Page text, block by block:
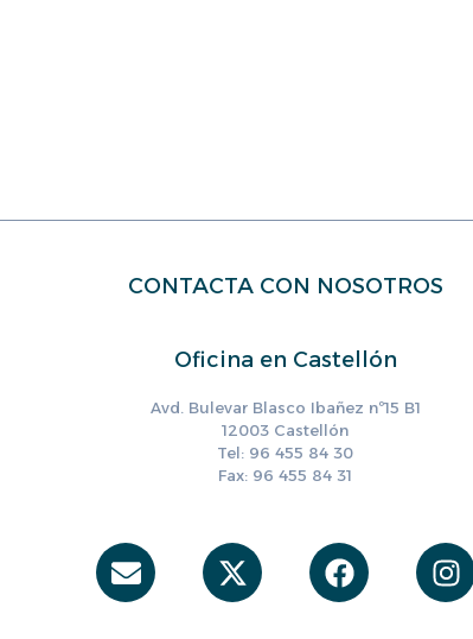
CONTACTA CON NOSOTROS
Oficina en Castellón
Avd. Bulevar Blasco Ibañez nº15 B1
12003 Castellón
Tel: 96 455 84 30
Fax: 96 455 84 31
Envelope
X-
twitter